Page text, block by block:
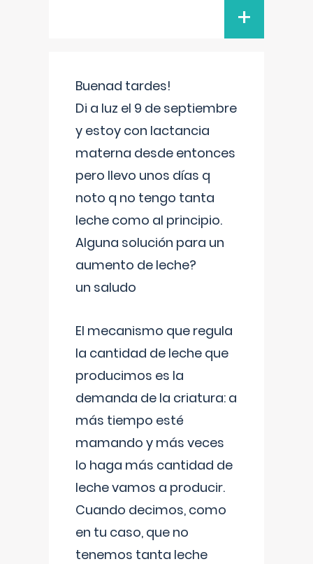
+
Buenad tardes!
Di a luz el 9 de septiembre
y estoy con lactancia
materna desde entonces
pero llevo unos días q
noto q no tengo tanta
leche como al principio.
Alguna solución para un
aumento de leche?
un saludo
El mecanismo que regula
la cantidad de leche que
producimos es la
demanda de la criatura: a
más tiempo esté
mamando y más veces
lo haga más cantidad de
leche vamos a producir.
Cuando decimos, como
en tu caso, que no
tenemos tanta leche